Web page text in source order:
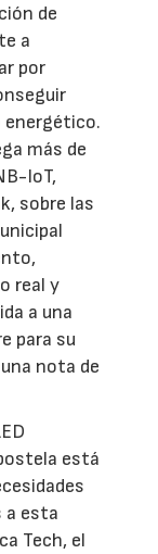
de
a
por
energético.
más de
IoT,
sobre las
real y
a una
para su
nota de
está
a esta
Tech, el